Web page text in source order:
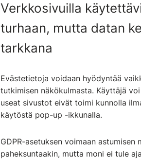
Verkkosivuilla
turhaan, mutta datan
tarkkana
Evästetietoja voidaan hyödyntää
tutkimisen näkökulmasta. Käyttäjä
useat sivustot eivät toimi kunnolla
käytöstä pop-up -ikkunalla.
GDPR-asetuksen voimaan
paheksuntaakin, mutta moni ei tule